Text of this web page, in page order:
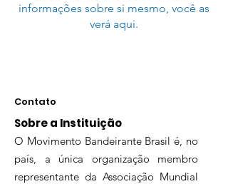
informações sobre si mesmo, você as
verá aqui.
Contato
Sobre a Instituição
O Movimento Bandeirante Brasil é, no
país, a única organização membro
representante da Associação Mundial